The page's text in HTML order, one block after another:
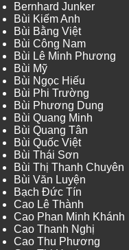
Bernhard Junker
Bùi Kiếm Anh
Bùi Bằng Việt
Bùi Công Nam
Bùi Lê Minh Phương
Bùi Mỹ
Bùi Ngọc Hiếu
Bùi Phi Trường
Bùi Phương Dung
Bùi Quang Minh
Bùi Quang Tân
Bùi Quốc Việt
Bùi Thái Sơn
Bùi Thị Thanh Chuyên
Bùi Văn Luyện
Bạch Đức Tín
Cao Lê Thành
Cao Phan Minh Khánh
Cao Thanh Nghị
Cao Thu Phương